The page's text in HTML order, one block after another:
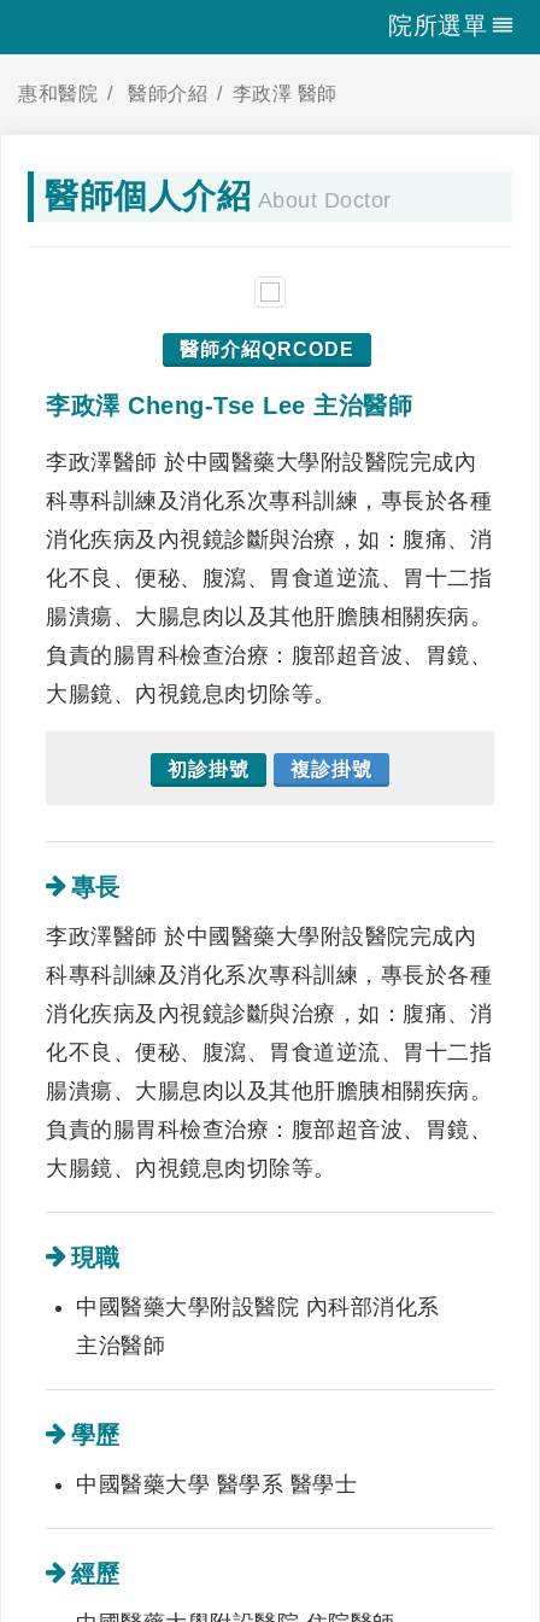
院所選單
惠和醫院 醫師介紹 李政澤 醫師
醫師個人介紹 About Doctor
醫師介紹QRCODE
李政澤 Cheng-Tse Lee 主治醫師
李政澤醫師 於中國醫藥大學附設醫院完成內
科專科訓練及消化系次專科訓練，專長於各種
消化疾病及內視鏡診斷與治療，如：腹痛、消
化不良、便秘、腹瀉、胃食道逆流、胃十二指
腸潰瘍、大腸息肉以及其他肝膽胰相關疾病。
負責的腸胃科檢查治療：腹部超音波、胃鏡、
大腸鏡、內視鏡息肉切除等。
初診掛號 複診掛號
專長
李政澤醫師 於中國醫藥大學附設醫院完成內
科專科訓練及消化系次專科訓練，專長於各種
消化疾病及內視鏡診斷與治療，如：腹痛、消
化不良、便秘、腹瀉、胃食道逆流、胃十二指
腸潰瘍、大腸息肉以及其他肝膽胰相關疾病。
負責的腸胃科檢查治療：腹部超音波、胃鏡、
大腸鏡、內視鏡息肉切除等。
現職
中國醫藥大學附設醫院 內科部消化系
主治醫師
學歷
中國醫藥大學 醫學系 醫學士
經歷